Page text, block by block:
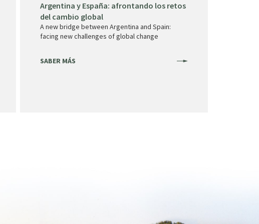
Argentina y España: afrontando los retos
del cambio global
A new bridge between Argentina and Spain:
facing new challenges of global change
SABER MÁS